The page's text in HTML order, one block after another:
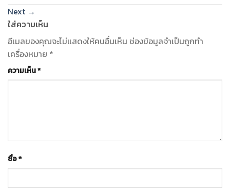
Next →
ใส่ความเห็น
อีเมลของคุณจะไม่แสดงให้คนอื่นเห็น ช่องข้อมูลจำเป็นถูกทำ
เครื่องหมาย *
ความเห็น*
ชื่อ*